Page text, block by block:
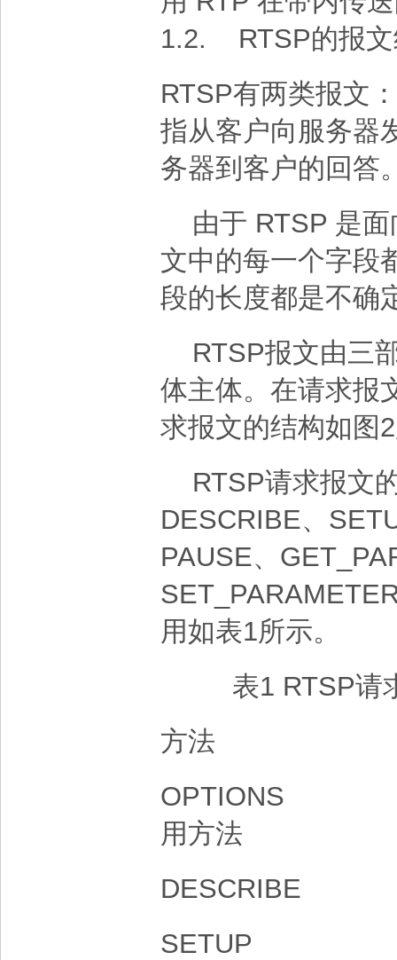
1.2.
RTSP的报
RTSP有两类报文
指从客户向服务器
务器到客户的回答
由于 RTSP 是
文中的每一个字段
段的长度都是不确
RTSP报文由三
体主体。在请求报
求报文的结构如图
RTSP请求报文
DESCRIBE、
PAUSE、
用如表1所示。
表1 RTSP请
方法
OPTIONS
用方法
DESCRIBE
SETUP